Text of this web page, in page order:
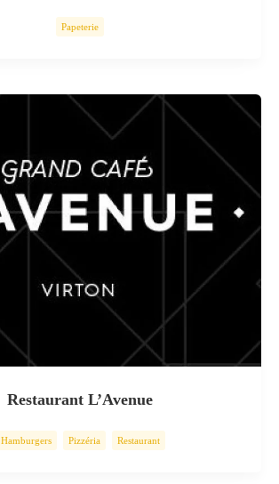
Papeterie
Restaurant L’Avenue
Hamburgers Pizzéria Restaurant